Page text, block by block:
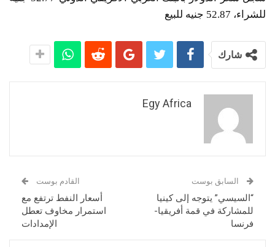
للشراء، 52.87 جنيه للبيع
شارك
Egy Africa
السابق بوست
“السيسي” يتوجه إلى كينيا
للمشاركة في قمة أفريقيا-
فرنسا
القادم بوست
أسعار النفط ترتفع مع
استمرار مخاوف تعطل
الإمدادات